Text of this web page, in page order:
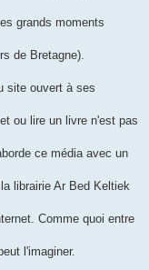
grands moments
de Bretagne).
site ouvert à ses
ou lire un livre n'est pas
ce média avec un
librairie Ar Bed Keltiek
Comme quoi entre
l'imaginer.